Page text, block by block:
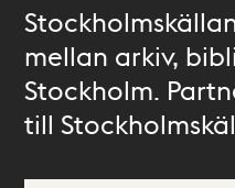
mellan arkiv,
Stockholm.
till